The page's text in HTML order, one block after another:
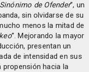
de Ofender”, un
sin olvidarse de su
menos la mitad de
”. Mejorando la mayor
presentan un
de intensidad en sus
hacia la